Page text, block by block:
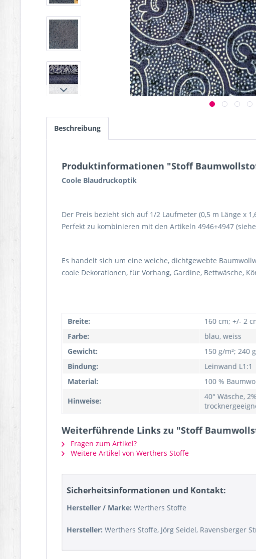
Beschreibung
Produktinformationen "Stoff
Coole Blaudruckoptik
Der Preis bezieht sich auf 1/2 Laufmeter (0,5 m Länge x
Perfekt zu kombinieren mit den Artikeln 4946+4947
Es handelt sich um eine weiche, dichtgewebte
coole Dekorationen, für Vorhang, Gardine, Bettwäsche,
Breite:
160 cm; +/- 2
Farbe:
blau, weiss
Gewicht:
150 g/m²; 240
Bindung:
Leinwand L1:1
Material:
100 %
Hinweise:
40° Wäsche,
Weiterführende Links zu "Stoff
Fragen zum Artikel?
Weitere Artikel von Werthers Stoffe
Sicherheitsinformationen und Kontakt:
Hersteller / Marke: Werthers Stoffe
Hersteller: Werthers Stoffe, Jörg Seidel, Ravensberger